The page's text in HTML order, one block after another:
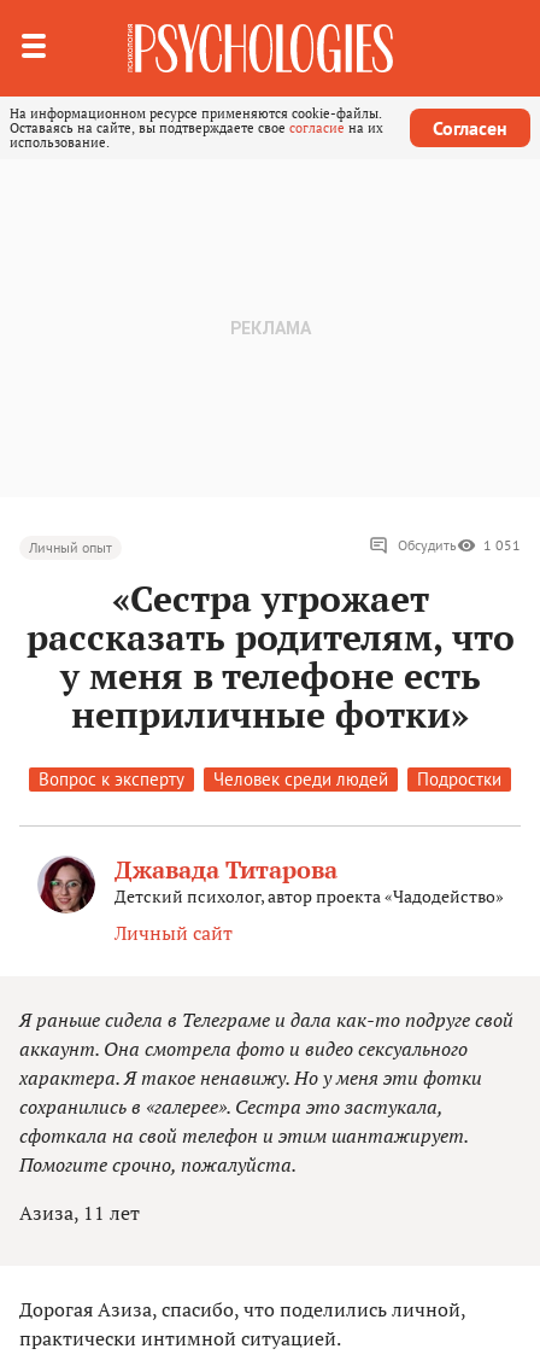
На информационном ресурсе применяются cookie-файлы.
Оставаясь на сайте, вы подтверждаете свое согласие на их
использование.
Согласен
Личный опыт Обсудить 1 051
«Сестра угрожает
рассказать родителям, что
у меня в телефоне есть
неприличные фотки»
Вопрос к эксперту Человек среди людей Подростки
Джавада Титарова
Детский психолог, автор проекта «Чадодейство»
Личный сайт
Я раньше сидела в Телеграме и дала как-то подруге свой
аккаунт. Она смотрела фото и видео сексуального
характера. Я такое ненавижу. Но у меня эти фотки
сохранились в «галерее». Сестра это застукала,
сфоткала на свой телефон и этим шантажирует.
Помогите срочно, пожалуйста.
Азиза, 11 лет
Дорогая Азиза, спасибо, что поделились личной,
практически интимной ситуацией.